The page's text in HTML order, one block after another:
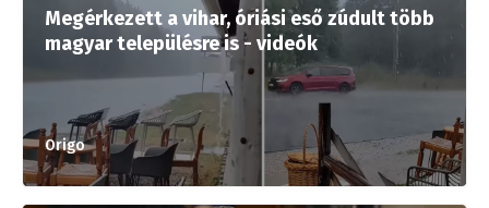
Megérkezett a vihar, óriási eső zúdult több
magyar településre is - videók
Origo